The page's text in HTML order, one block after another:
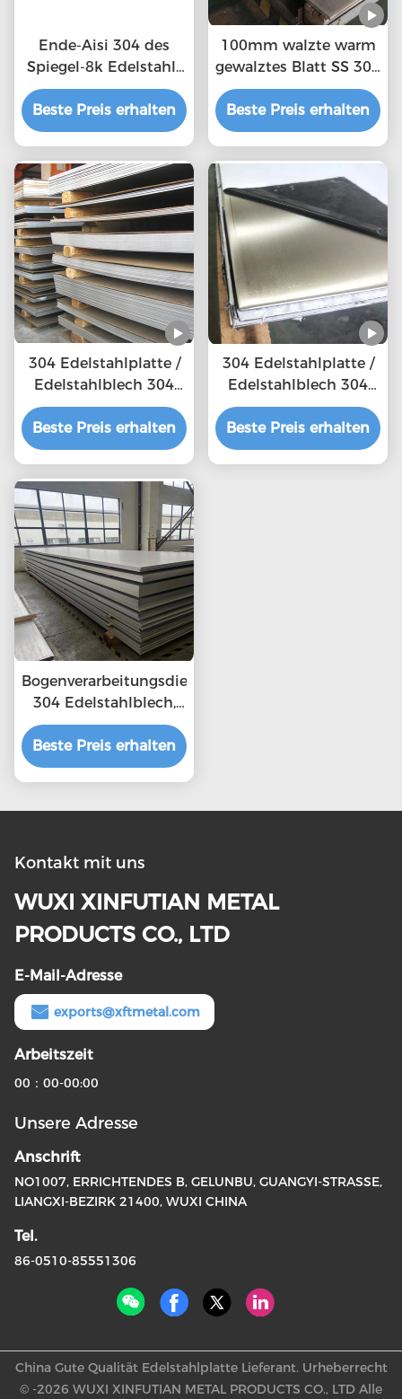
Ende-Aisi 304 des
Spiegel-8k Edelstahl-
Platte Edelstahlblech-
316L
Beste Preis erhalten
100mm walzte warm
gewalztes Blatt SS 304
kalt
Beste Preis erhalten
304 Edelstahlplatte /
Edelstahlblech 304
mit Spiegelfläche
Beste Preis erhalten
304 Edelstahlplatte /
Edelstahlblech 304
mit Spiegelfläche
Beste Preis erhalten
Bogenverarbeitungsdienst
304 Edelstahlblech,
eingelegt und
passiviert
Beste Preis erhalten
Kontakt mit uns
WUXI XINFUTIAN METAL
PRODUCTS CO., LTD
E-Mail-Adresse
exports@xftmetal.com
Arbeitszeit
00：00-00:00
Unsere Adresse
Anschrift
NO1007, ERRICHTENDES B, GELUNBU, GUANGYI-STRASSE,
LIANGXI-BEZIRK 21400, WUXI CHINA
Tel.
86-0510-85551306
China Gute Qualität Edelstahlplatte Lieferant. Urheberrecht
© -2026 WUXI XINFUTIAN METAL PRODUCTS CO., LTD Alle